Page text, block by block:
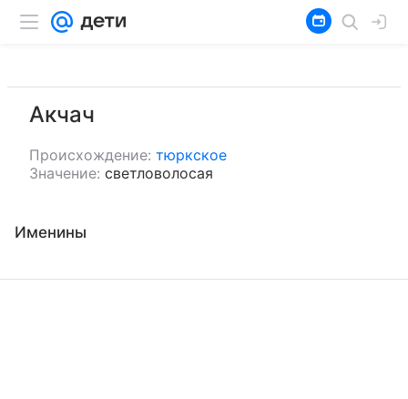
Акчач
Происхождение: тюркское
Значение: светловолосая
Именины